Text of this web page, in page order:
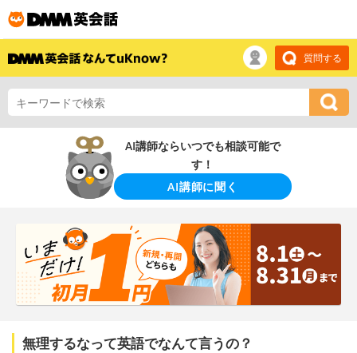
質問する
AI講師ならいつでも相談可能で
す！
AI講師に聞く
無理するなって英語でなんて言うの？